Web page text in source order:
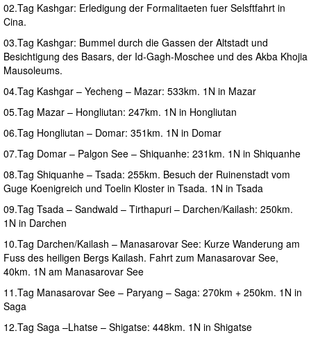
02.Tag Kashgar: Erledigung der Formalitaeten fuer Selsftfahrt in
Cina.
03.Tag Kashgar: Bummel durch die Gassen der Altstadt und
Besichtigung des Basars, der Id-Gagh-Moschee und des Akba Khojia
Mausoleums.
04.Tag Kashgar – Yecheng – Mazar: 533km. 1N in Mazar
05.Tag Mazar – Hongliutan: 247km. 1N in Hongliutan
06.Tag Hongliutan – Domar: 351km. 1N in Domar
07.Tag Domar – Palgon See – Shiquanhe: 231km. 1N in Shiquanhe
08.Tag Shiquanhe – Tsada: 255km. Besuch der Ruinenstadt vom
Guge Koenigreich und Toelin Kloster in Tsada. 1N in Tsada
09.Tag Tsada – Sandwald – Tirthapuri – Darchen/Kailash: 250km.
1N in Darchen
10.Tag Darchen/Kailash – Manasarovar See: Kurze Wanderung am
Fuss des heiligen Bergs Kailash. Fahrt zum Manasarovar See,
40km. 1N am Manasarovar See
11.Tag Manasarovar See – Paryang – Saga: 270km + 250km. 1N in
Saga
12.Tag Saga –Lhatse – Shigatse: 448km. 1N in Shigatse